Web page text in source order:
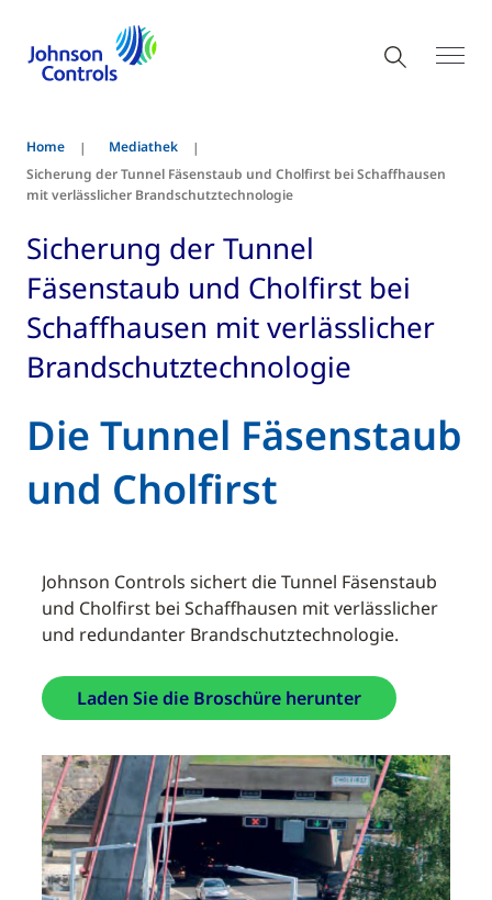
Home
Mediathek
Sicherung der Tunnel Fäsenstaub und Cholfirst bei Schaffhausen
mit verlässlicher Brandschutztechnologie
Sicherung der Tunnel
Fäsenstaub und Cholfirst bei
Schaffhausen mit verlässlicher
Brandschutztechnologie
Die Tunnel Fäsenstaub
und Cholfirst
Johnson Controls sichert die Tunnel Fäsenstaub
und Cholfirst bei Schaffhausen mit verlässlicher
und redundanter Brandschutztechnologie.
Laden Sie die Broschüre herunter